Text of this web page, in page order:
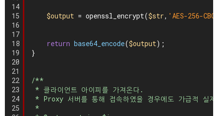
14
15
16
17
18
19
20
21
22
23
24
25
$output = openssl_encrypt($str, 'AES-256-
return base64_encode($output);
}
/**
* 클라이언트 아이피를 가져온다.
* Proxy 서버를 통해 접속하였을 경우에도 가급적 실
*